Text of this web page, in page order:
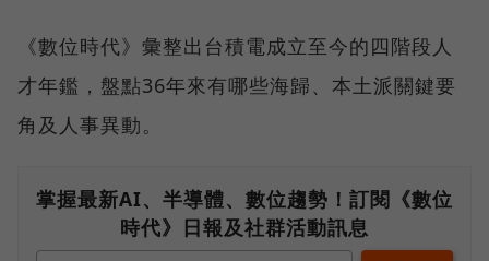
《數位時代》彙整出台積電成立至今的四階段人
才年鑑，盤點36年來有哪些海歸、本土派關鍵要
角及人事異動。
掌握最新AI、半導體、數位趨勢！訂閱《數位
時代》日報及社群活動訊息